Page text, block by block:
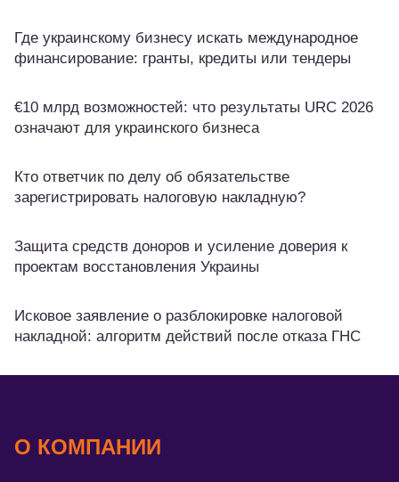
Где украинскому бизнесу искать международное
финансирование: гранты, кредиты или тендеры
€10 млрд возможностей: что результаты URC 2026
означают для украинского бизнеса
Кто ответчик по делу об обязательстве
зарегистрировать налоговую накладную?
Защита средств доноров и усиление доверия к
проектам восстановления Украины
Исковое заявление о разблокировке налоговой
накладной: алгоритм действий после отказа ГНС
О КОМПАНИИ